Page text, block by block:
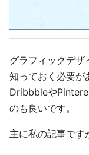
グラフィックデザ
知っておく必要が
Dribbbleや
のも良いです。
主に私の記事です